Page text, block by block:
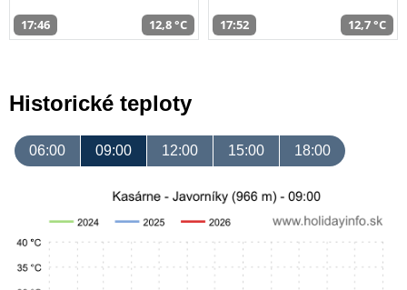
17:46 12,8 °C 17:52 12,7 °C
Historické teploty
06:00 09:00 12:00 15:00 18:00